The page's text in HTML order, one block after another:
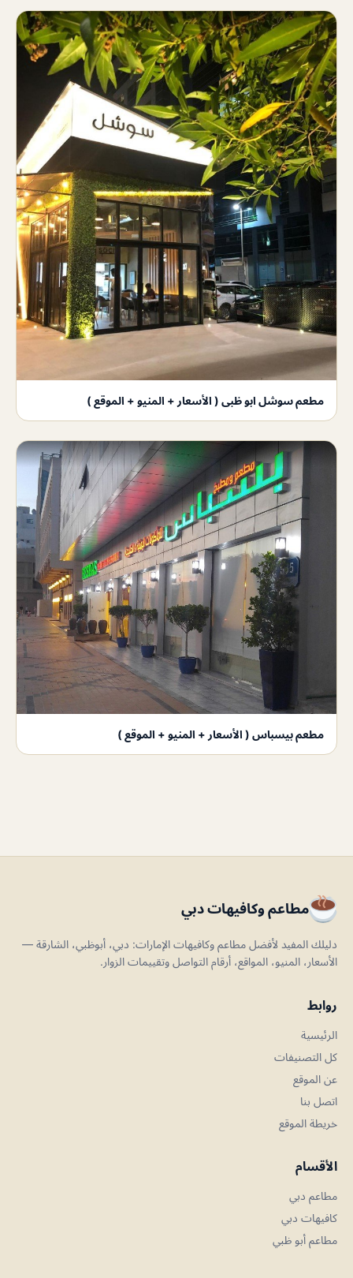
مطعم سوشل ابو ظبى ( الأسعار + المنيو + الموقع )
مطعم بيسباس ( الأسعار + المنيو + الموقع )
مطاعم وكافيهات دبي
دليلك المفيد لأفضل مطاعم وكافيهات الإمارات: دبي، أبوظبي، الشارقة —
الأسعار، المنيو، المواقع، أرقام التواصل وتقييمات الزوار.
روابط
الرئيسية
كل التصنيفات
عن الموقع
اتصل بنا
خريطة الموقع
الأقسام
مطاعم دبي
كافيهات دبي
مطاعم أبو ظبي